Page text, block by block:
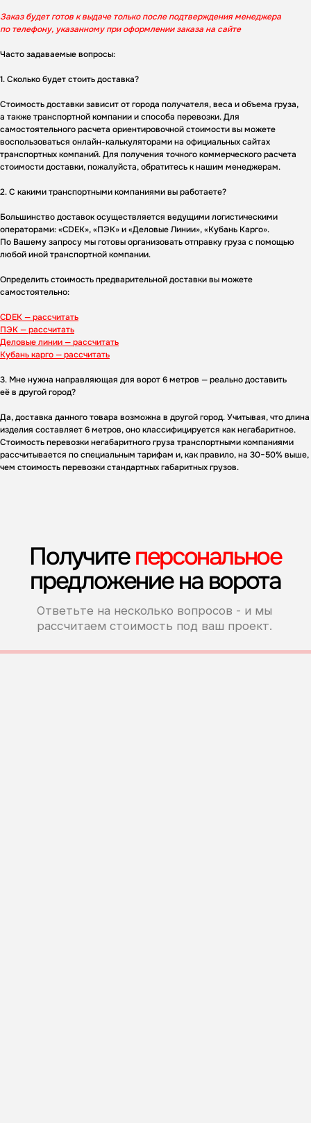
Заказ будет готов к выдаче только после подтверждения менеджера
по телефону, указанному при оформлении заказа на сайте
Часто задаваемые вопросы:
1. Сколько будет стоить доставка?
Стоимость доставки зависит от города получателя, веса и объема груза,
а также транспортной компании и способа перевозки. Для
самостоятельного расчета ориентировочной стоимости вы можете
воспользоваться онлайн-калькуляторами на официальных сайтах
транспортных компаний. Для получения точного коммерческого расчета
стоимости доставки, пожалуйста, обратитесь к нашим менеджерам.
2. С какими транспортными компаниями вы работаете?
Большинство доставок осуществляется ведущими логистическими
операторами: «CDEK», «ПЭК» и «Деловые Линии», «Кубань Карго».
По Вашему запросу мы готовы организовать отправку груза с помощью
любой иной транспортной компании.
Определить стоимость предварительной доставки вы можете
самостоятельно:
CDEK — рассчитать
ПЭК — рассчитать
Деловые линии — рассчитать
Кубань карго — рассчитать
3. Мне нужна направляющая для ворот 6 метров — реально доставить
её в другой город?
Да, доставка данного товара возможна в другой город. Учитывая, что длина
изделия составляет 6 метров, оно классифицируется как негабаритное.
Стоимость перевозки негабаритного груза транспортными компаниями
рассчитывается по специальным тарифам и, как правило, на 30−50% выше,
чем стоимость перевозки стандартных габаритных грузов.